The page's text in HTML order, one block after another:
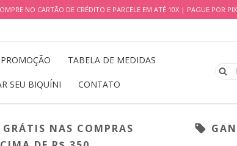
NO CARTÃO DE CRÉDITO E PARCELE EM ATÉ 10X | PAGUE POR
PROMOÇÃO TABELA DE MEDIDAS
SEU BIQUÍNI CONTATO
GRÁTIS NAS COMPRAS